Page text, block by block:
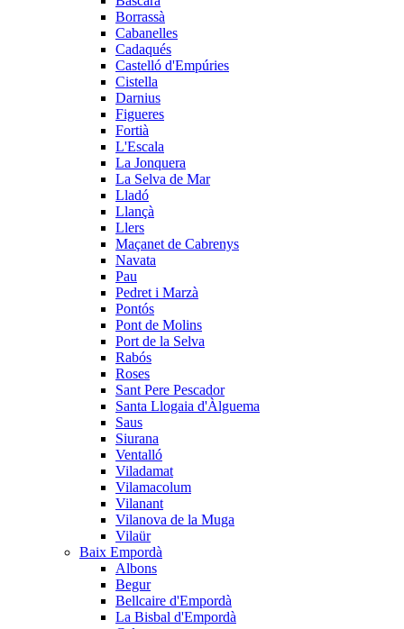
Borrassà
Cabanelles
Cadaqués
Castelló d'Empúries
Cistella
Darnius
Figueres
Fortià
L'Escala
La Jonquera
La Selva de Mar
Lladó
Llançà
Llers
Maçanet de Cabrenys
Navata
Pau
Pedret i Marzà
Pontós
Pont de Molins
Port de la Selva
Rabós
Roses
Sant Pere Pescador
Santa Llogaia d'Àlguema
Saus
Siurana
Ventalló
Viladamat
Vilamacolum
Vilanant
Vilanova de la Muga
Vilaür
Baix Empordà
Albons
Begur
Bellcaire d'Empordà
La Bisbal d'Empordà